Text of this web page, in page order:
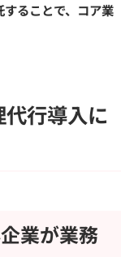
ることで、コア業
行導入に
業が業務